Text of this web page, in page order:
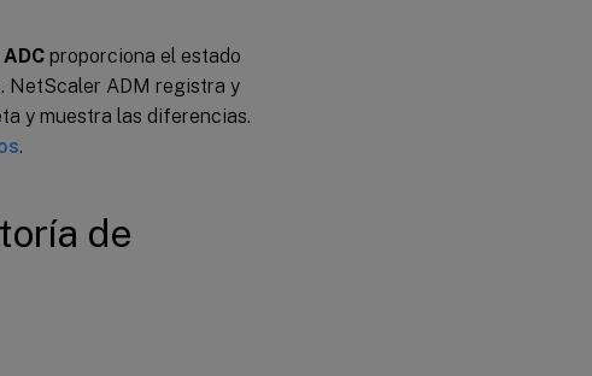
proporciona el estado
NetScaler ADM registra y
y muestra las diferencias.
.
de